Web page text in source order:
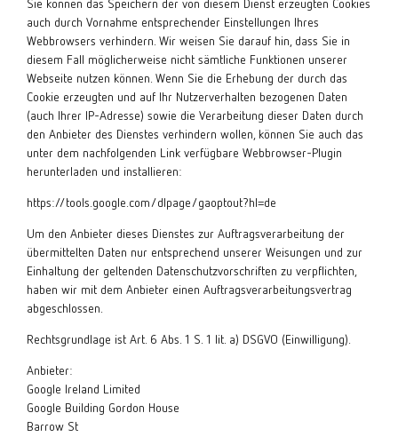
Sie können das Speichern der von diesem Dienst erzeugten Cookies
auch durch Vornahme entsprechender Einstellungen Ihres
Webbrowsers verhindern. Wir weisen Sie darauf hin, dass Sie in
diesem Fall möglicherweise nicht sämtliche Funktionen unserer
Webseite nutzen können. Wenn Sie die Erhebung der durch das
Cookie erzeugten und auf Ihr Nutzerverhalten bezogenen Daten
(auch Ihrer IP-Adresse) sowie die Verarbeitung dieser Daten durch
den Anbieter des Dienstes verhindern wollen, können Sie auch das
unter dem nachfolgenden Link verfügbare Webbrowser-Plugin
herunterladen und installieren:
https://tools.google.com/dlpage/gaoptout?hl=de
Um den Anbieter dieses Dienstes zur Auftragsverarbeitung der
übermittelten Daten nur entsprechend unserer Weisungen und zur
Einhaltung der geltenden Datenschutzvorschriften zu verpflichten,
haben wir mit dem Anbieter einen Auftragsverarbeitungsvertrag
abgeschlossen.
Rechtsgrundlage ist Art. 6 Abs. 1 S. 1 lit. a) DSGVO (Einwilligung).
Anbieter:
Google Ireland Limited
Google Building Gordon House
Barrow St